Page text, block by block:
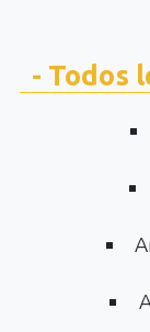
- Todos